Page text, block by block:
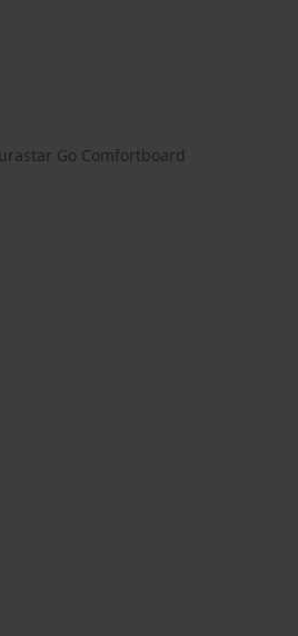
Go Comfortboard